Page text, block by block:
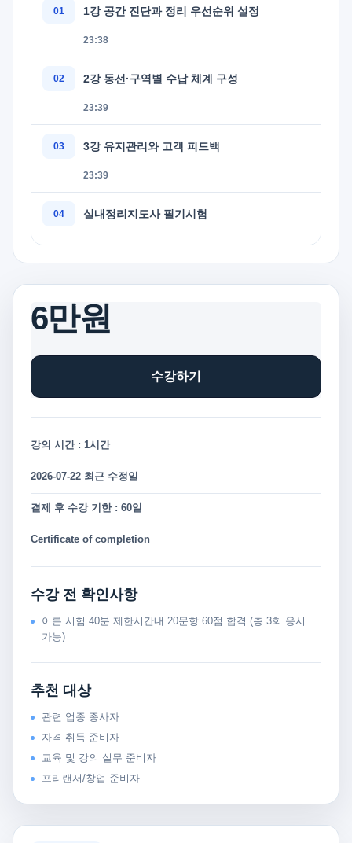
1강 공간 진단과 정리 우선순위 설정
23:38
2강 동선·구역별 수납 체계 구성
23:39
3강 유지관리와 고객 피드백
23:39
실내정리지도사 필기시험
6만원
수강하기
강의 시간 : 1시간
2026-07-22 최근 수정일
결제 후 수강 기한 : 60일
Certificate of completion
수강 전 확인사항
이론 시험 40분 제한시간내 20문항 60점 합격 (총 3회 응시
가능)
추천 대상
관련 업종 종사자
자격 취득 준비자
교육 및 강의 실무 준비자
프리랜서/창업 준비자